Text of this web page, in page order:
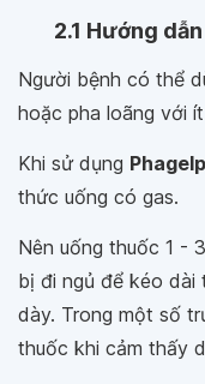
2.1 Hướng
Người bệnh có thể
hoặc pha loãng với
Khi sử dụng
thức uống có gas.
Nên uống thuốc 1 -
bị đi ngủ để kéo dài
dày. Trong một số
thuốc khi cảm thấy